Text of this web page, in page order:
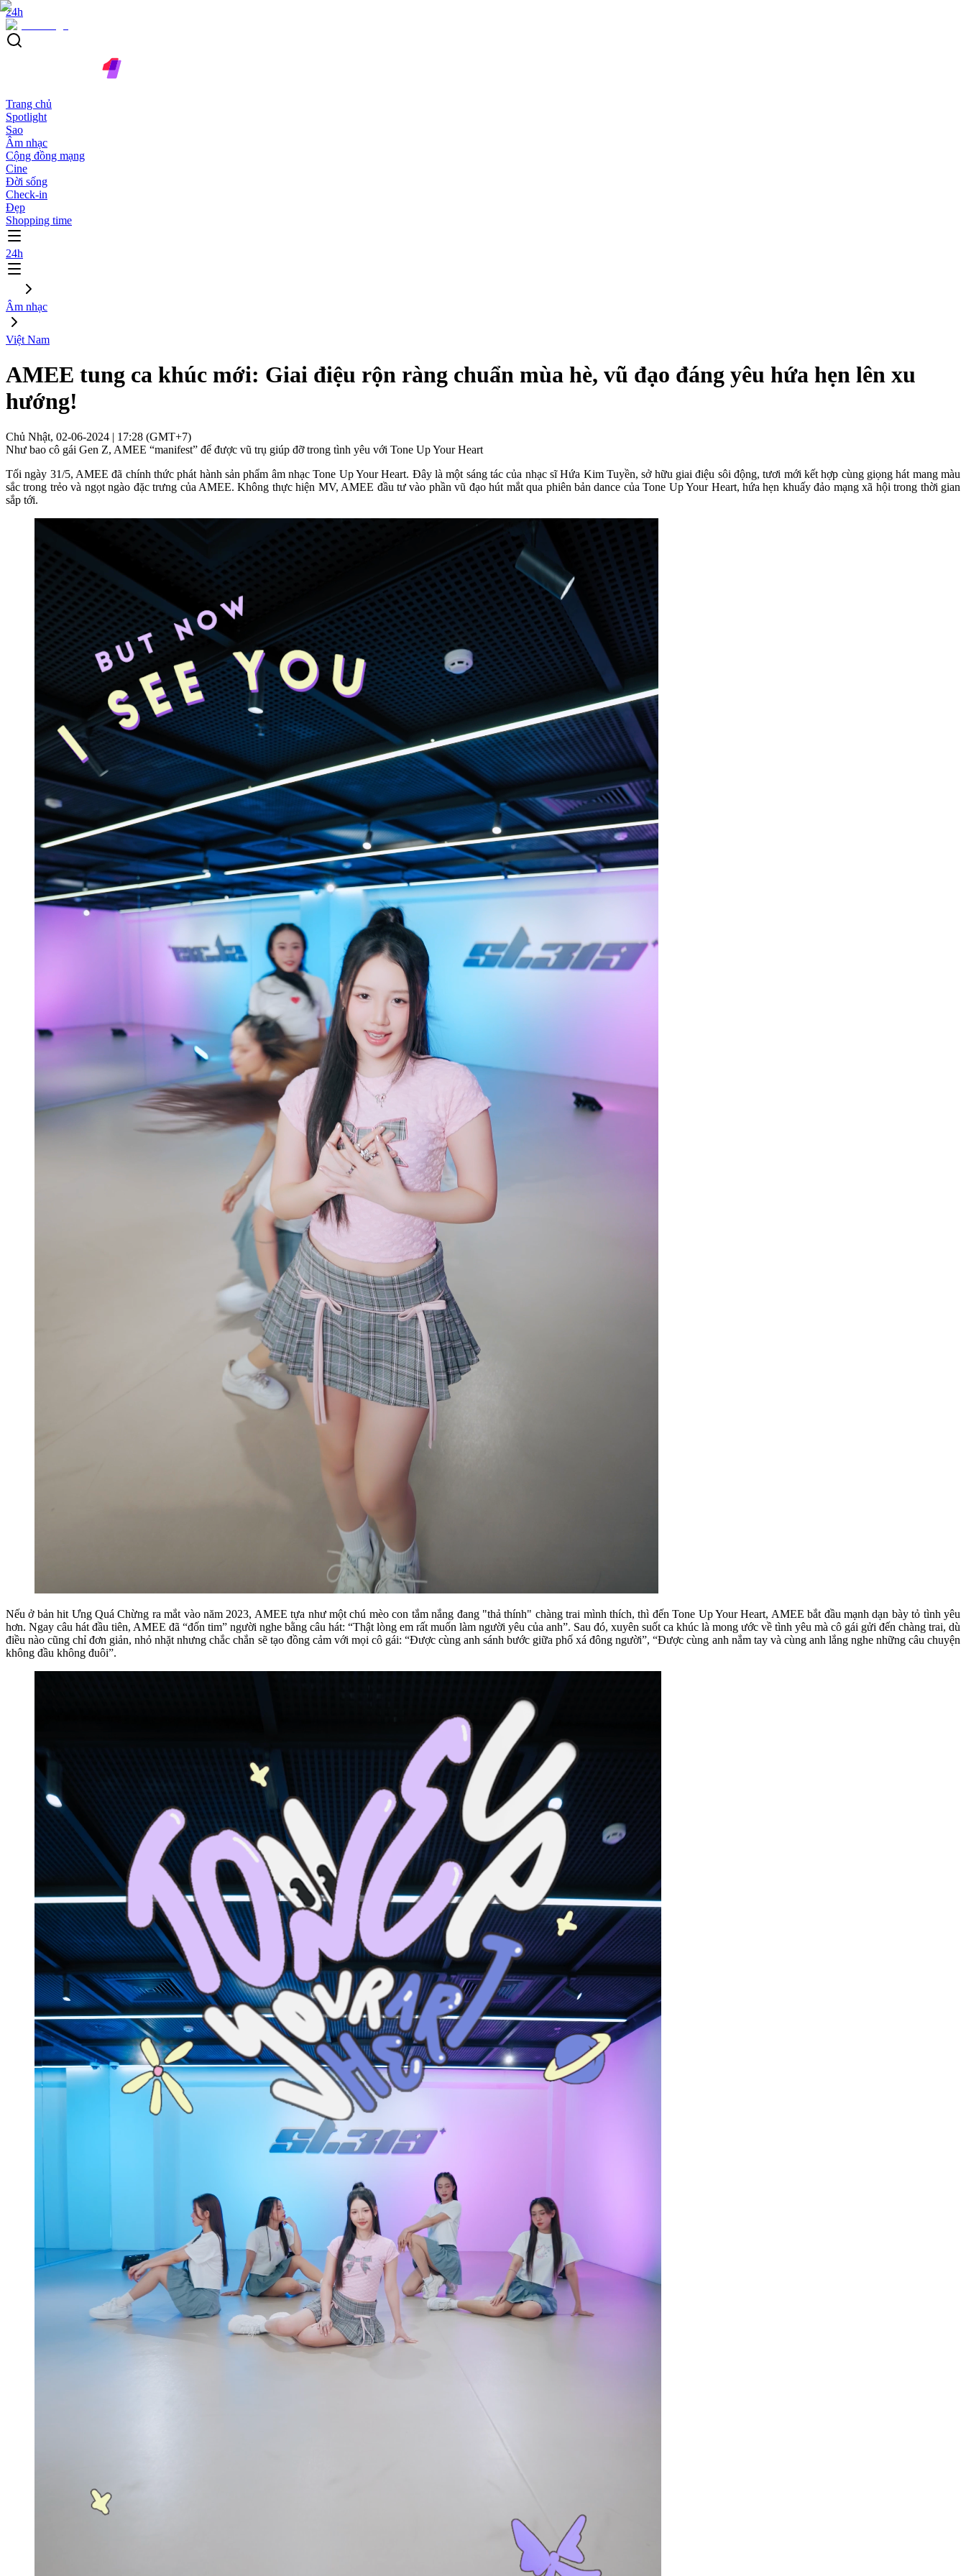
24h
Trang chủ
Spotlight
Sao
Âm nhạc
Cộng đồng mạng
Cine
Đời sống
Check-in
Đẹp
Shopping time
24h
Âm nhạc
Việt Nam
AMEE tung ca khúc mới: Giai điệu rộn ràng chuẩn mùa hè, vũ đạo đáng yêu hứa hẹn lên xu
hướng!
Chủ Nhật, 02-06-2024 | 17:28 (GMT+7)
Như bao cô gái Gen Z, AMEE “manifest” để được vũ trụ giúp đỡ trong tình yêu với Tone Up Your Heart
Tối ngày 31/5, AMEE đã chính thức phát hành sản phẩm âm nhạc Tone Up Your Heart. Đây là một sáng tác của nhạc sĩ Hứa Kim Tuyền, sở hữu giai điệu sôi động, tươi mới kết hợp cùng giọng hát mang màu
sắc trong trẻo và ngọt ngào đặc trưng của AMEE. Không thực hiện MV, AMEE đầu tư vào phần vũ đạo hút mắt qua phiên bản dance của Tone Up Your Heart, hứa hẹn khuấy đảo mạng xã hội trong thời gian
sắp tới.
Nếu ở bản hit Ưng Quá Chừng ra mắt vào năm 2023, AMEE tựa như một chú mèo con tắm nắng đang "thả thính" chàng trai mình thích, thì đến Tone Up Your Heart, AMEE bắt đầu mạnh dạn bày tỏ tình yêu
hơn. Ngay câu hát đầu tiên, AMEE đã “đốn tim” người nghe bằng câu hát: “Thật lòng em rất muốn làm người yêu của anh”. Sau đó, xuyên suốt ca khúc là mong ước về tình yêu mà cô gái gửi đến chàng trai, dù
điều nào cũng chỉ đơn giản, nhỏ nhặt nhưng chắc chắn sẽ tạo đồng cảm với mọi cô gái: “Được cùng anh sánh bước giữa phố xá đông người”, “Được cùng anh nắm tay và cùng anh lắng nghe những câu chuyện
không đầu không đuôi”.